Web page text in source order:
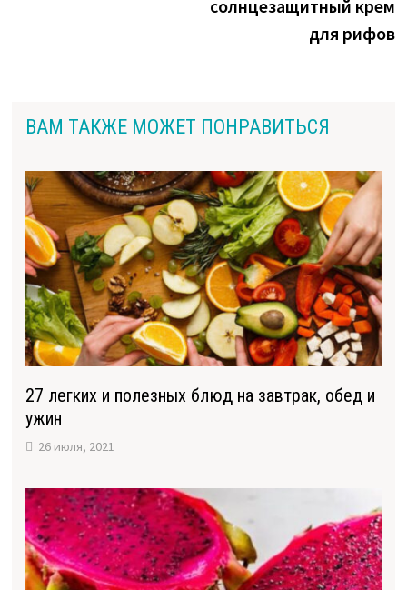
солнцезащитный крем
для рифов
ВАМ ТАКЖЕ МОЖЕТ ПОНРАВИТЬСЯ
27 легких и полезных блюд на завтрак, обед и
ужин
26 июля, 2021